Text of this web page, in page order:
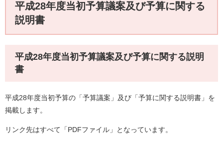
平成28年度当初予算議案及び予算に関する
説明書
平成28年度当初予算議案及び予算に関する説明
書
平成28年度当初予算の「予算議案」及び「予算に関する説明書」を
掲載します。
リンク先はすべて「PDFファイル」となっています。